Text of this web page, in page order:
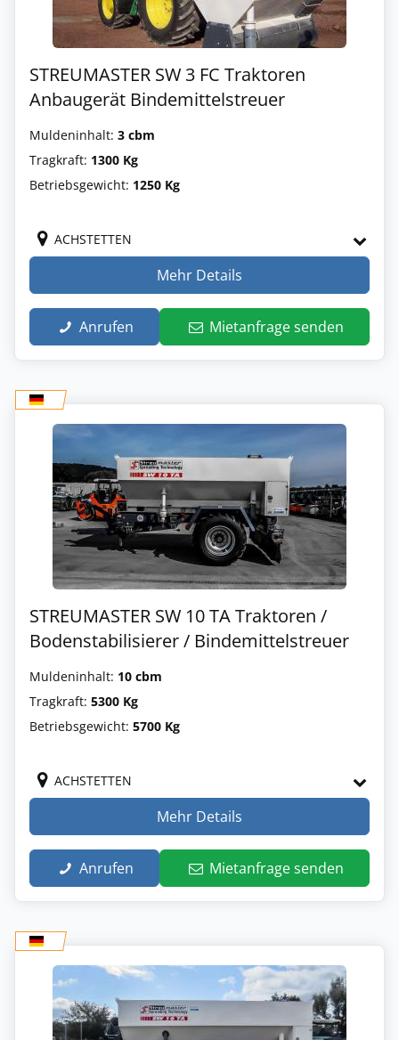
STREUMASTER SW 3 FC Traktoren
Anbaugerät Bindemittelstreuer
Muldeninhalt: 3 cbm
Tragkraft: 1300 Kg
Betriebsgewicht: 1250 Kg
ACHSTETTEN
Mehr Details
Anrufen Mietanfrage senden
STREUMASTER SW 10 TA Traktoren /
Bodenstabilisierer / Bindemittelstreuer
Muldeninhalt: 10 cbm
Tragkraft: 5300 Kg
Betriebsgewicht: 5700 Kg
ACHSTETTEN
Mehr Details
Anrufen Mietanfrage senden